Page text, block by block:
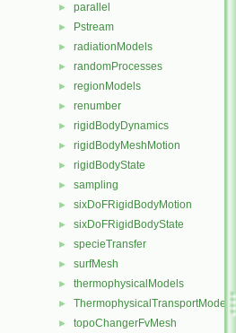
► parallel
► Pstream
► radiationModels
► randomProcesses
► regionModels
► renumber
► rigidBodyDynamics
► rigidBodyMeshMotion
► rigidBodyState
► sampling
► sixDoFRigidBodyMotion
► sixDoFRigidBodyState
► specieTransfer
► surfMesh
► thermophysicalModels
► ThermophysicalTransportModels
► topoChangerFvMesh